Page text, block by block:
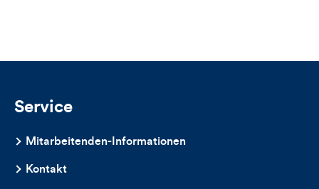
Service
Mitarbeitenden-Informationen
Kontakt